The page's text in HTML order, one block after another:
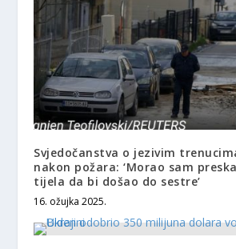
Svjedočanstva o jezivim
nakon požara: ‘Morao sam
tijela da bi došao do sestre’
16. ožujka 2025.